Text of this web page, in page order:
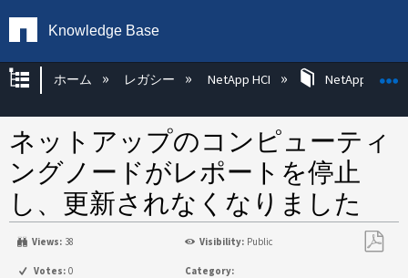
Knowledge Base
グローバル階層を展開/折りたたむ
ホーム レガシー NetApp HCI NetApp HCI
ネットアップのコンピューティ
ングノードがレポートを停止
し、更新されなくなりました
Views: 38 Visibility: Public
Votes: 0
Category: